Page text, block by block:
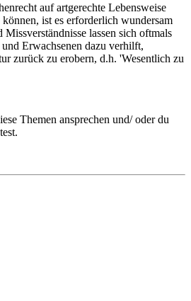
auf artgerechte Lebensweise
ist es erforderlich wundersam
lassen sich oftmals
Erwachsenen dazu verhilft,
zurück zu erobern, d.h. 'Wesentlich zu
Themen ansprechen und/ oder du